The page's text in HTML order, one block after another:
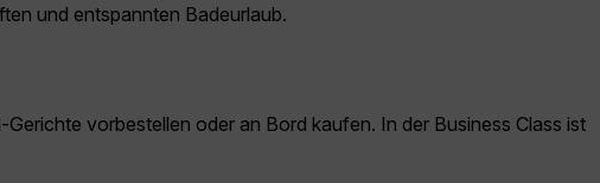
und entspannten Badeurlaub.
vorbestellen oder an Bord kaufen. In der Business Class ist